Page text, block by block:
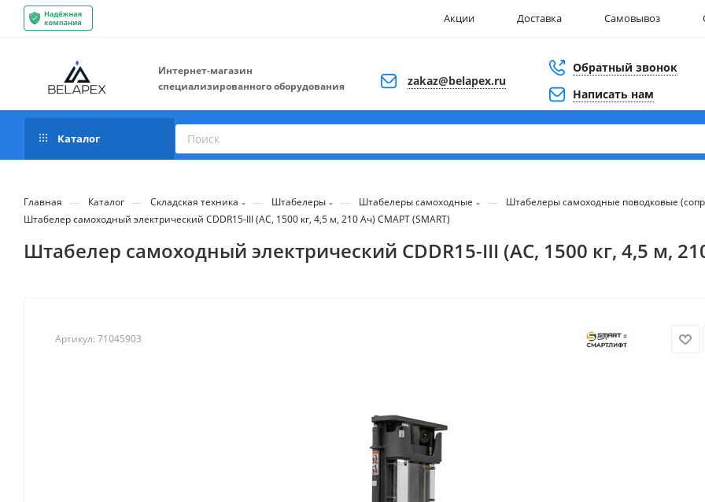
Акции Доставка Самовывоз
Интернет-магазин
специализированного оборудования
zakaz@belapex.ru
Обратный звонок
Написать нам
Каталог
Главная — Каталог — Складская техника — Штабелеры — Штабелеры самоходные — Штабелеры самоходные поводковые
Штабелер самоxодный электрический CDDR15-III (AC, 1500 кг, 4,5 м, 210 Ач) СМАРТ (SMART)
Штабелер самоxодный электрический CDDR15-III (AC, 1500 кг, 4,5 м,
Артикул: 71045903